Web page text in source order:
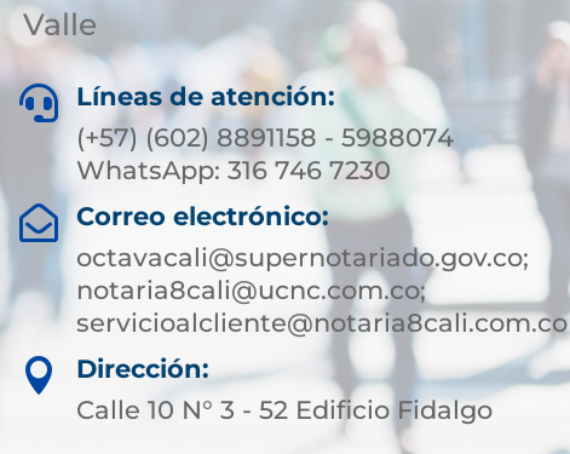
Valle

Líneas de atención:
(+57) (602) 8891158 - 5988074
WhatsApp: 316 746 7230

Correo electrónico:
octavacali@supernotariado.gov.co;
notaria8cali@ucnc.com.co;
servicioalcliente@notaria8cali.com.co

Dirección:
Calle 10 N° 3 - 52 Edificio Fidalgo